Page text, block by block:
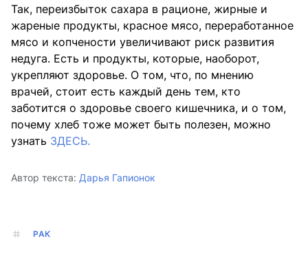
Так, переизбыток сахара в рационе, жирные и
жареные продукты, красное мясо, переработанное
мясо и копчености увеличивают риск развития
недуга. Есть и продукты, которые, наоборот,
укрепляют здоровье. О том, что, по мнению
врачей, стоит есть каждый день тем, кто
заботится о здоровье своего кишечника, и о том,
почему хлеб тоже может быть полезен, можно
узнать ЗДЕСЬ.
Автор текста: Дарья Гапионок
РАК